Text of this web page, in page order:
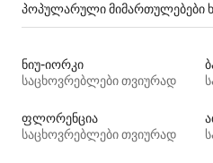
პოპულარული მიმართულებები
ნიუ-იორკი
საცხოვრებლები თვიურად
ფლორენცია
საცხოვრებლები თვიურად